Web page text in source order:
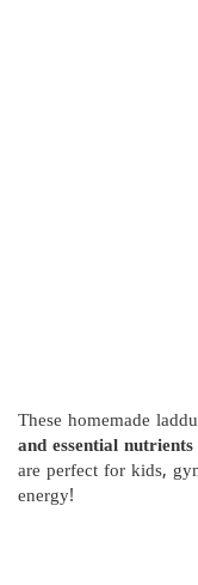
These homemade
and essential nutrients
are perfect for kids,
energy!